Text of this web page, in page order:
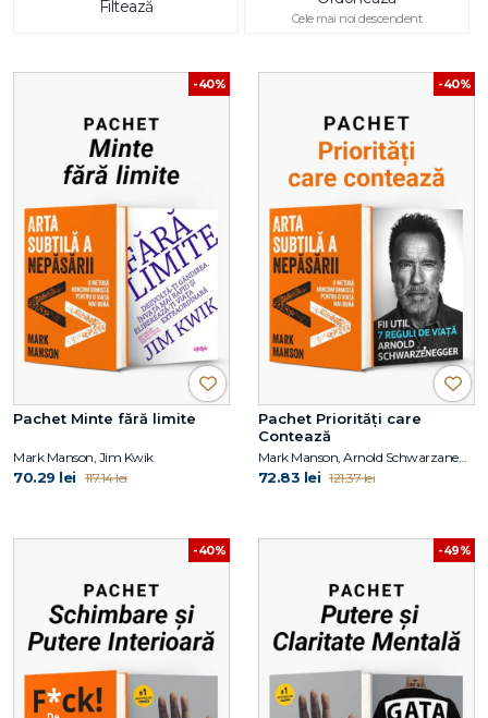
Filtează
Cele mai noi descendent
-40%
Pachet Minte fără limite
Mark Manson, Jim Kwik
70.29 lei 117.14 lei
-40%
Pachet Priorități care
Contează
Mark Manson, Arnold Schwarzanegger
72.83 lei 121.37 lei
-40% -49%